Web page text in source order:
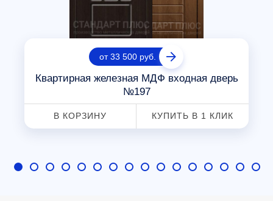
от 33 500 руб.
Квартирная железная МДФ входная дверь
№197
В КОРЗИНУ КУПИТЬ В 1 КЛИК